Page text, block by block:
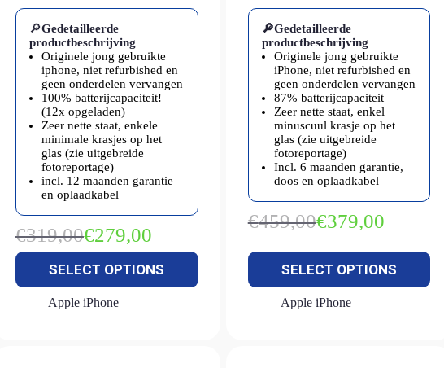
🔎Gedetailleerde
productbeschrijving
Originele jong gebruikte
iphone, niet refurbished en
geen onderdelen vervangen
100% batterijcapaciteit!
(12x opgeladen)
Zeer nette staat, enkele
minimale krasjes op het
glas (zie uitgebreide
fotoreportage)
incl. 12 maanden garantie
en oplaadkabel
€319,00Oorspronkelijke
prijs
was:
€319,00.
€279,00
Huidige
prijs
is:
€279,00.
SELECT OPTIONS
Apple iPhone
🔎Gedetailleerde
productbeschrijving
Originele jong gebruikte
iPhone, niet refurbished en
geen onderdelen vervangen
87% batterijcapaciteit
Zeer nette staat, enkel
minuscuul krasje op het
glas (zie uitgebreide
fotoreportage)
Incl. 6 maanden garantie,
doos en oplaadkabel
€459,00Oorspronkelijke
was:
€459,00.
€379,00
Huidige
is:
€379,00.
SELECT OPTIONS
Apple iPhone